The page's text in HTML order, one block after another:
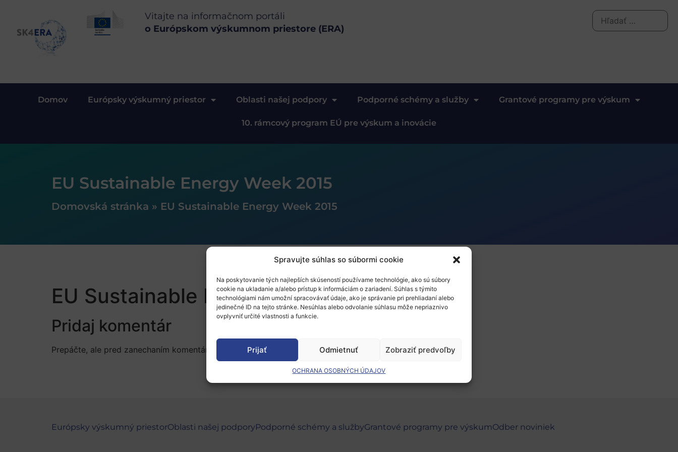
Spravujte súhlas so súbormi cookie
Na poskytovanie tých najlepších skúseností používame technológie, ako sú súbory
cookie na ukladanie a/alebo prístup k informáciám o zariadení. Súhlas s týmito
technológiami nám umožní spracovávať údaje, ako je správanie pri prehliadaní alebo
jedinečné ID na tejto stránke. Nesúhlas alebo odvolanie súhlasu môže nepriaznivo
ovplyvniť určité vlastnosti a funkcie.
Prijať Odmietnuť Zobraziť predvoľby
OCHRANA OSOBNÝCH ÚDAJOV
Vitajte na informačnom portáli
o Európskom výskumnom priestore (ERA)
Domov Európsky výskumný priestor Oblasti našej podpory Podporné schémy a služby Grantové programy pre výskum
10. rámcový program EÚ pre výskum a inovácie
EU Sustainable Energy Week 2015
Domovská stránka » EU Sustainable Energy Week 2015
EU Sustainable Energy Week 2015
Pridaj komentár
Prepáčte, ale pred zanechaním komentára sa musíteprihlásiť
Európsky výskumný priestorOblasti našej podporyPodporné schémy a službyGrantové programy pre výskumOdber noviniek